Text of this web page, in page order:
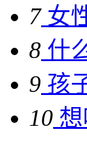
7女
8 什
9 孩
10